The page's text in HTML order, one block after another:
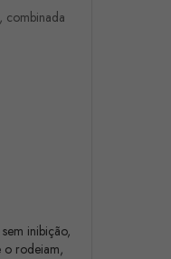
combinada
inibição,
o rodeiam,